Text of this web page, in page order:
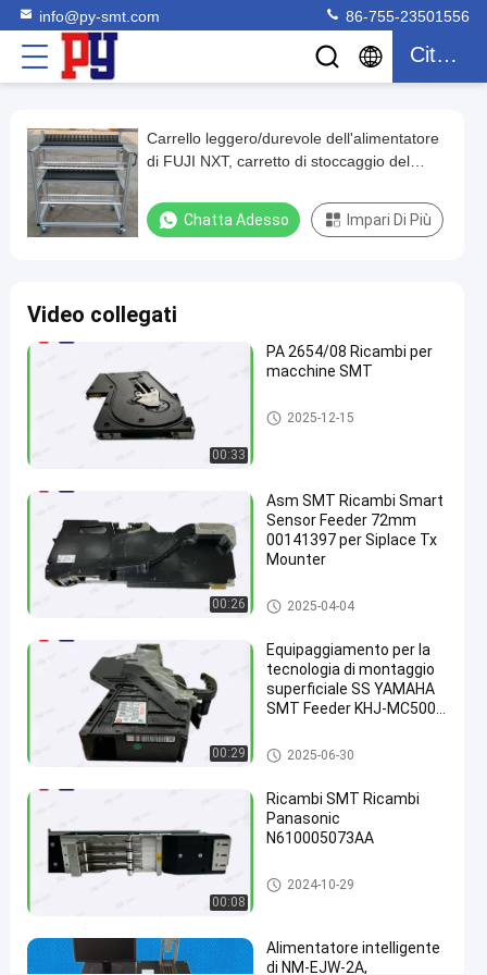
info@py-smt.com 86-755-23501556
Citazione
Carrello
leggero/durevole
dell'alimentatore
di
carretto
di
stoccaggio
carrello
di
Juki
di Smt
2021-
12-04
136
opinioni
alimentatore
intelligente
alimentatore
del posto e
#
alimentatore
Fuji
A
Carrello leggero/durevole dell'alimentatore
di FUJI NXT, carretto di stoccaggio del
Chatta Adesso Impari Di Più
Video collegati
00:33
PA 2654/08 Ricambi per
macchine SMT
Alimentatore di Smt
2025-12-15
00:26
Asm SMT Ricambi Smart
Sensor Feeder 72mm
00141397 per Siplace Tx
Mounter
Alimentatore di Smt
2025-04-04
00:29
Equipaggiamento per la
tecnologia di montaggio
superficiale SS YAMAHA
SMT Feeder KHJ-MC500-
Alimentatore di Smt
2025-06-30
00:08
Ricambi SMT Ricambi
Panasonic
N610005073AA
Alimentatore di Smt
2024-10-29
Alimentatore intelligente
di NM-EJW-2A,